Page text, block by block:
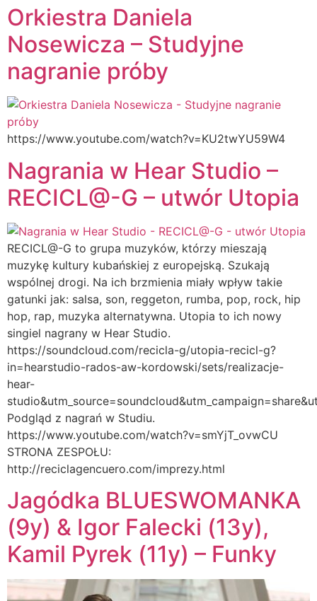
Orkiestra Daniela
Nosewicza – Studyjne
nagranie próby
https://www.youtube.com/watch?v=KU2twYU59W4
Nagrania w Hear Studio –
RECICL@-G – utwór Utopia
RECICL@-G to grupa muzyków, którzy mieszają
muzykę kultury kubańskiej z europejską. Szukają
wspólnej drogi. Na ich brzmienia miały wpływ takie
gatunki jak: salsa, son, reggeton, rumba, pop, rock, hip
hop, rap, muzyka alternatywna. Utopia to ich nowy
singiel nagrany w Hear Studio.
https://soundcloud.com/recicla-g/utopia-recicl-g?
in=hearstudio-rados-aw-kordowski/sets/realizacje-
hear-
Podgląd z nagrań w Studiu.
https://www.youtube.com/watch?v=smYjT_ovwCU
STRONA ZESPOŁU:
http://reciclagencuero.com/imprezy.html
Jagódka BLUESWOMANKA
(9y) & Igor Falecki (13y),
Kamil Pyrek (11y) – Funky